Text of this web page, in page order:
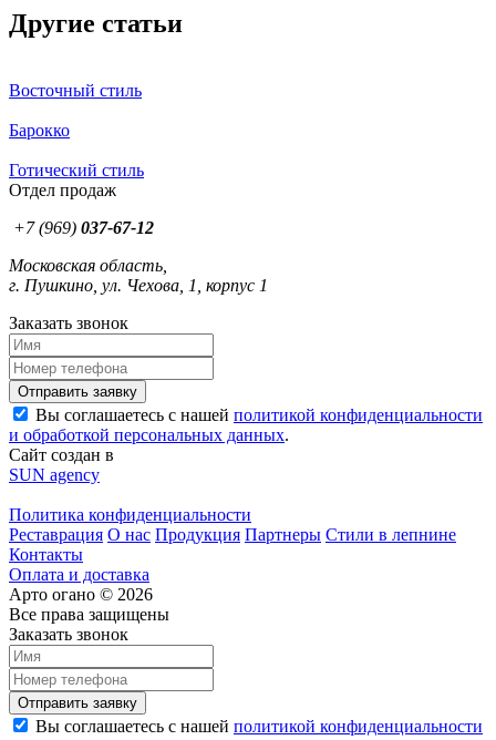
Другие статьи
Восточный стиль
Барокко
Готический стиль
Отдел продаж
+7 (969) 037-67-12
Московская область,
г. Пушкино, ул. Чехова, 1, корпус 1
Заказать звонок
Вы соглашаетесь с нашей политикой конфиденциальности
и обработкой персональных данных.
Сайт создан в
SUN agency
Политика конфиденциальности
Реставрация О нас Продукция Партнеры Стили в лепнине
Контакты
Оплата и доставка
Арто огано © 2026
Все права защищены
Заказать звонок
Вы соглашаетесь с нашей политикой конфиденциальности